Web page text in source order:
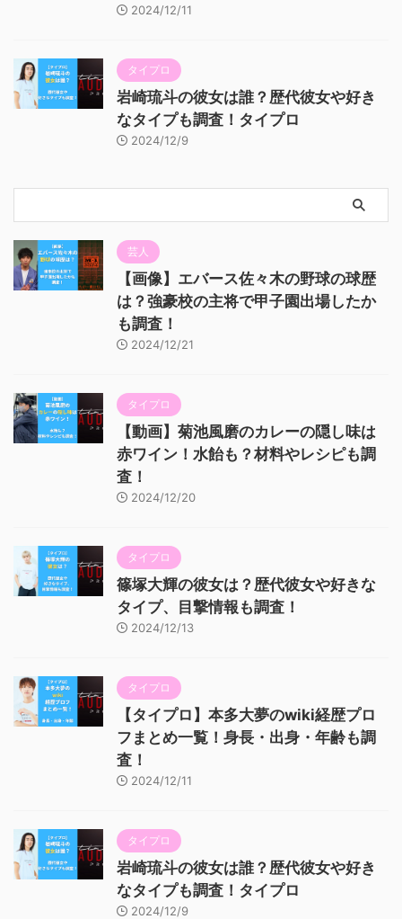
2024/12/11
タイプロ
岩崎琉斗の彼女は誰？歴代彼女や好き
なタイプも調査！タイプロ
2024/12/9
芸人
【画像】エバース佐々木の野球の球歴
は？強豪校の主将で甲子園出場したか
も調査！
2024/12/21
タイプロ
【動画】菊池風磨のカレーの隠し味は
赤ワイン！水飴も？材料やレシピも調
査！
2024/12/20
タイプロ
篠塚大輝の彼女は？歴代彼女や好きな
タイプ、目撃情報も調査！
2024/12/13
タイプロ
【タイプロ】本多大夢のwiki経歴プロ
フまとめ一覧！身長・出身・年齢も調
査！
2024/12/11
タイプロ
岩崎琉斗の彼女は誰？歴代彼女や好き
なタイプも調査！タイプロ
2024/12/9